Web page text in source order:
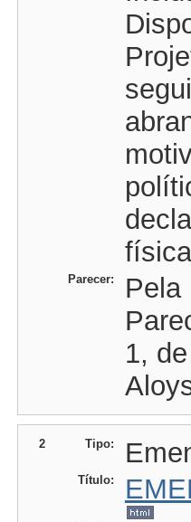
Parecer:
Pela
1,
2 Tipo:
Título: